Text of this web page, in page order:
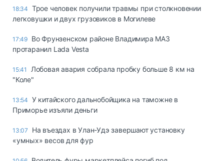
18:34 Трое человек получили травмы при столкновении
легковушки и двух грузовиков в Могилеве
17:49 Во Фрунзенском районе Владимира МАЗ
протаранил Lada Vesta
15:41
Лобовая авария собрала пробку больше 8 км на
"Коле"
13:54 У китайского дальнобойщика на таможне в
Приморье изъяли деньги
13:07
Ha въeздax в Улaн-Удэ зaвepшaют ycтaнoвкy
«yмныx» вecoв для фyp